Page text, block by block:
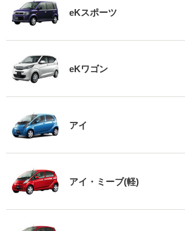
eKスポーツ
eKワゴン
アイ
アイ・ミーブ(軽)